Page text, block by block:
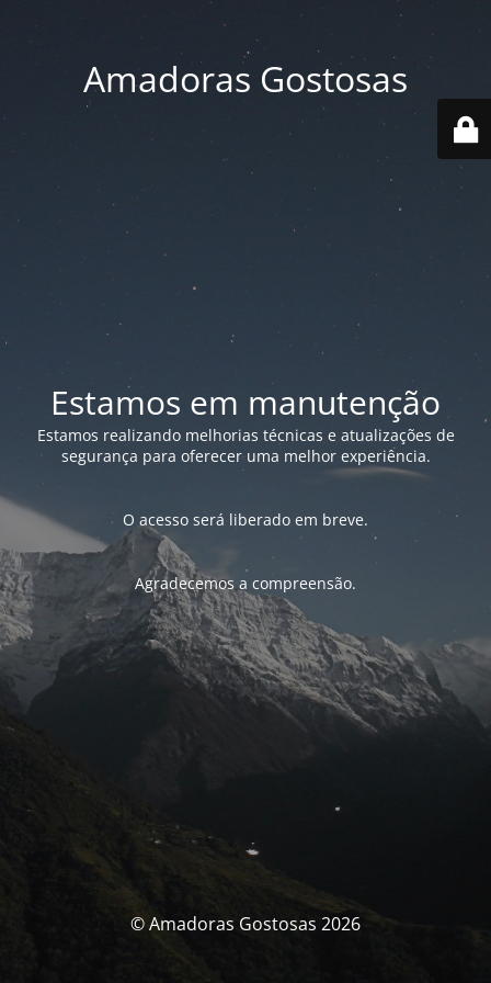
Amadoras Gostosas
Estamos em manutenção
Estamos realizando melhorias técnicas e atualizações de
segurança para oferecer uma melhor experiência.
O acesso será liberado em breve.
Agradecemos a compreensão.
© Amadoras Gostosas 2026